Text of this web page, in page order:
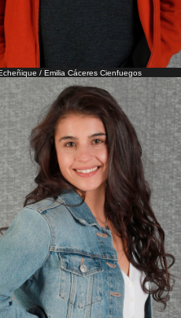
/ Emilia Cáceres Cienfuegos